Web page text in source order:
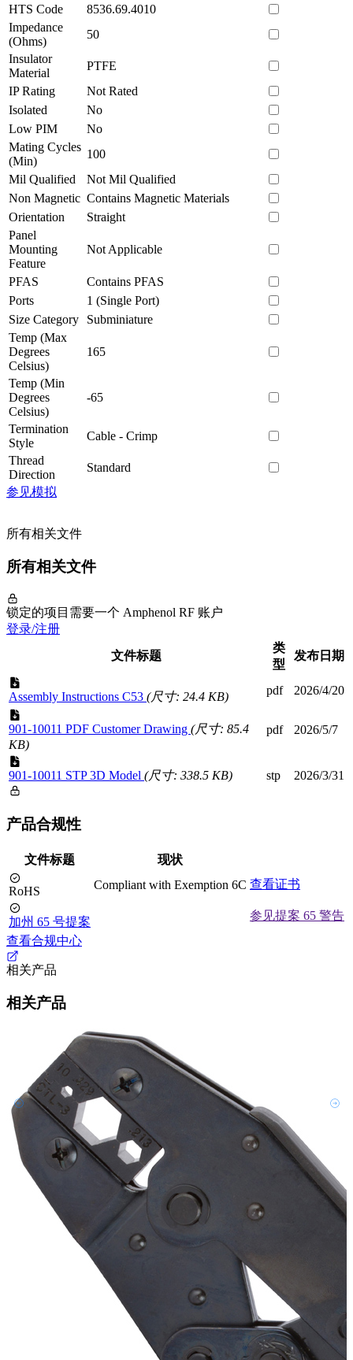
HTS Code
8536.69.4010
Impedance
(Ohms)
50
Insulator
Material
PTFE
IP Rating
Not Rated
Isolated
No
Low PIM
No
Mating Cycles
(Min)
100
Mil Qualified
Not Mil Qualified
Non Magnetic Contains Magnetic Materials
Orientation
Straight
Panel
Mounting
Feature
Not Applicable
PFAS
Contains PFAS
Ports
1 (Single Port)
Size Category
Subminiature
Temp (Max
Degrees
Celsius)
165
Temp (Min
Degrees
Celsius)
-65
Termination
Style
Cable - Crimp
Thread
Direction
Standard
参见模拟
所有相关文件
所有相关文件
锁定的项目需要一个 Amphenol RF 账户
登录/注册
文件标题
类
型
发布日期
Assembly Instructions C53 (尺寸: 24.4 KB) pdf 2026/4/20
901-10011 PDF Customer Drawing (尺寸: 85.4
KB)
pdf 2026/5/7
901-10011 STP 3D Model (尺寸: 338.5 KB) stp 2026/3/31
产品合规性
文件标题 现状
RoHS Compliant with Exemption 6C 查看证书
加州 65 号提案
参见提案 65 警告
查看合规中心
相关产品
相关产品